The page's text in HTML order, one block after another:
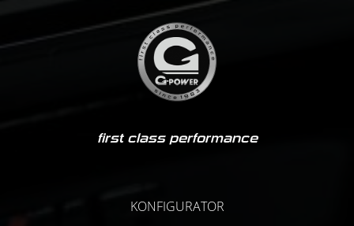
first class performance
KONFIGURATOR